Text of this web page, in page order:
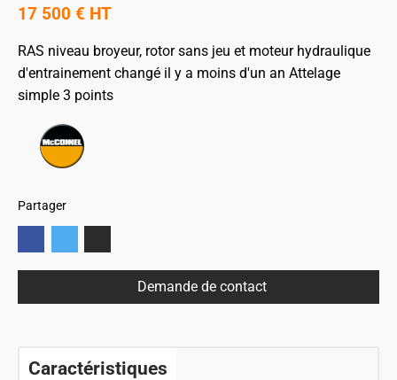
17 500 € HT
RAS niveau broyeur, rotor sans jeu et moteur hydraulique
d'entrainement changé il y a moins d'un an Attelage
simple 3 points
Caractéristiques
Partager
Demande de contact